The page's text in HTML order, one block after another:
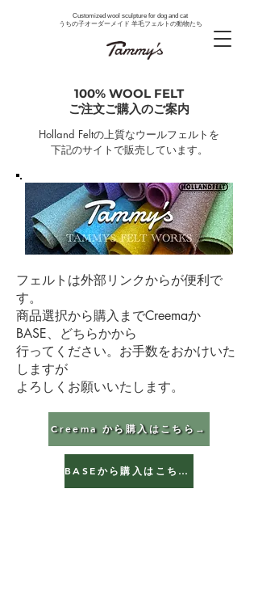
Customized wool sculpture for dog and cat
うちの子オーダーメイド 羊毛フェルトの動物たち
100% WOOL FELT
ご注文ご購入のご案内
Holland Feltの上質なウールフェルトを
下記のサイトで販売しています。
フェルトは外部リンクからが便利で
す。
商品選択から購入までCreemaか
BASE、どちらかから
行ってください。お手数をおかけいた
しますが
よろしくお願いいたします。
Creema から購入はこちら→
BASEから購入はこちら→